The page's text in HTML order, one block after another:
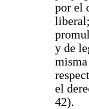
por el
y de
el
42).